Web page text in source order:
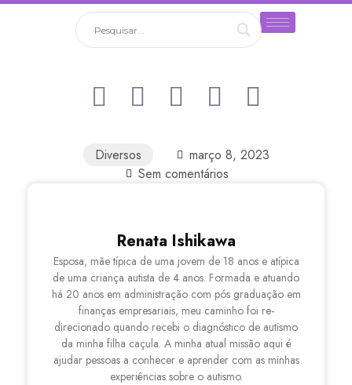
Diversos
março 8, 2023
Sem comentários
Renata Ishikawa
Esposa, mãe típica de uma jovem de 18 anos e atípica
de uma criança autista de 4 anos. Formada e atuando
há 20 anos em administração com pós graduação em
finanças empresariais, meu caminho foi re-
direcionado quando recebi o diagnóstico de autismo
da minha filha caçula. A minha atual missão aqui é
ajudar pessoas a conhecer e aprender com as minhas
experiências sobre o autismo.